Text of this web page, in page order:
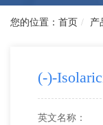
首页 产
(-)-
英文名称：